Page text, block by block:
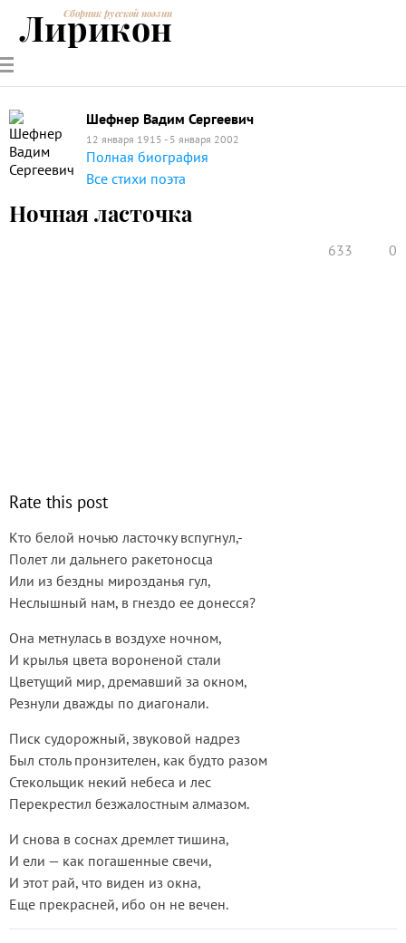
РУССКИЕ
ПОЭТЫ
СОВРЕМЕННИКИЭНЦИКЛОПЕДИЯ
ПОЭЗИИ
Сборник русской поэзии
Лирикон
Шефнер Вадим Сергеевич
12 января 1915 - 5 января 2002
Полная биография
Все стихи поэта
Ночная ласточка
633 0
Rate this post
Кто белой ночью ласточку вспугнул,-
Полет ли дальнего ракетоносца
Или из бездны мирозданья гул,
Неслышный нам, в гнездо ее донесся?
Она метнулась в воздухе ночном,
И крылья цвета вороненой стали
Цветущий мир, дремавший за окном,
Резнули дважды по диагонали.
Писк судорожный, звуковой надрез
Был столь пронзителен, как будто разом
Стекольщик некий небеса и лес
Перекрестил безжалостным алмазом.
И снова в соснах дремлет тишина,
И ели — как погашенные свечи,
И этот рай, что виден из окна,
Еще прекрасней, ибо он не вечен.